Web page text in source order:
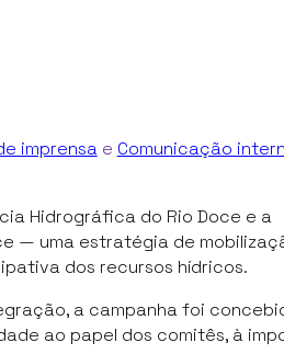
imprensae Comunicação
Hidrográfica do Rio Doce e a
— uma estratégia de
dos recursos hídricos.
a campanha foi
ao papel dos comitês, à